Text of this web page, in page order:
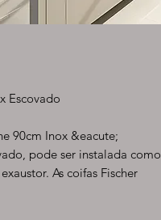
Escovado
90cm Inox &eacute;
pode ser instalada como
As coifas Fischer